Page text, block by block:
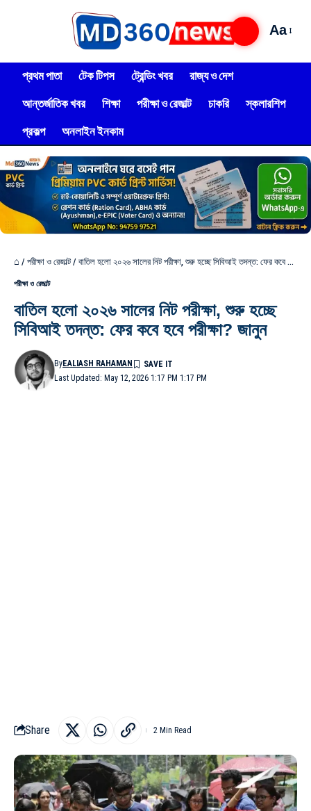
Aa
প্রথম পাতা টেক টিপস ট্রেন্ডিং খবর
রাজ্য ও দেশ
আন্তর্জাতিক খবর
শিক্ষা পরীক্ষা ও রেজাল্ট চাকরি
স্কলারশিপ
প্রকল্প
অনলাইন ইনকাম
⌂ / পরীক্ষা ও রেজাল্ট / বাতিল হলো ২০২৬ সালের নিট পরীক্ষা, শুরু হচ্ছে সিবিআই তদন্ত: ফের কবে হবে পরীক্ষা? জানুন
পরীক্ষা ও রেজাল্ট
বাতিল হলো ২০২৬ সালের নিট পরীক্ষা, শুরু হচ্ছে
সিবিআই তদন্ত: ফের কবে হবে পরীক্ষা? জানুন
Last Updated: May 12, 2026 1:17 PM 1:17 PM
ByEALIASH RAHAMAN
Share 2 Min Read